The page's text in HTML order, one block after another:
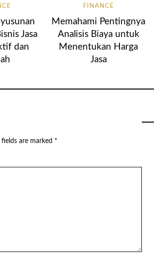
Jasa
dan
FINANCE
Memahami Pentingnya
Analisis Biaya untuk
Menentukan Harga
Jasa
fields are marked *